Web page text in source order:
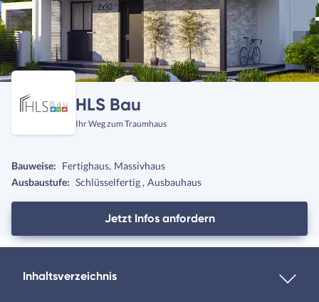
HLS Bau
Ihr Weg zum Traumhaus
Bauweise: Fertighaus Massivhaus
Ausbaustufe: Schlüsselfertig Ausbauhaus
Jetzt Infos anfordern
Inhaltsverzeichnis